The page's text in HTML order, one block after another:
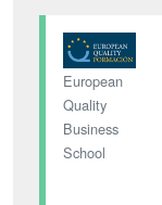
European
Quality
Business
School